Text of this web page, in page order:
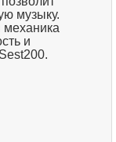
музыку.
механика
и